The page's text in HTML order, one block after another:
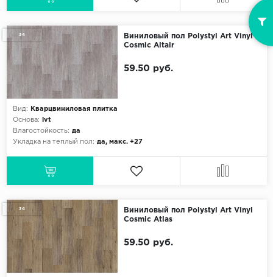
34
Виниловый пол Polystyl Art Vinyl
Cosmic Altair
Вид:
Кварцвиниловая плитка
Основа:
lvt
Влагостойкость: да
Укладка на теплый пол: да, макс. +27
59.50 руб.
34
Виниловый пол Polystyl Art Vinyl
Cosmic Atlas
59.50 руб.